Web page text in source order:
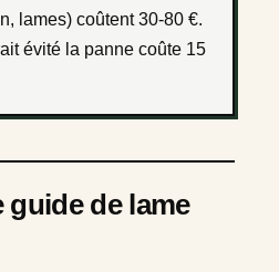
lames) coûtent 30-80 €.
évité la panne coûte 15
guide de lame